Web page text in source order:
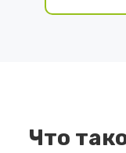
Что